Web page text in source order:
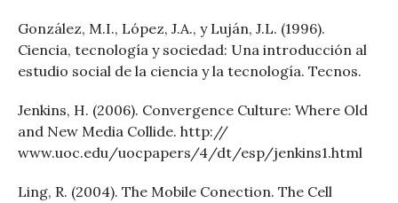
González, M.I., López, J.A., y Luján, J.L. (1996).
Ciencia, tecnología y sociedad: Una introducción al
estudio social de la ciencia y la tecnología. Tecnos.
Jenkins, H. (2006). Convergence Culture: Where Old
and New Media Collide. http://
www.uoc.edu/uocpapers/4/dt/esp/jenkins1.html
Ling, R. (2004). The Mobile Conection. The Cell